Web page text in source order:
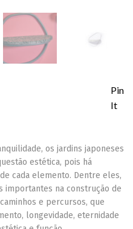
Pin
It
os jardins japoneses
estética, pois há
cada elemento. Dentre eles,
importantes na construção de
e percursos, que
longevidade, eternidade